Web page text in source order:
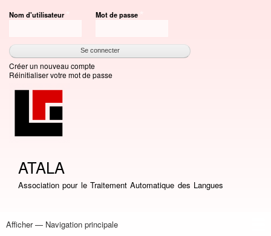
au
principal
Nom d'utilisateur Mot de passe
Créer un nouveau compte
Réinitialiser votre mot de passe
ATALA
Association pour le Traitement Automatique des Langues
Navigation
Afficher — Navigation principale